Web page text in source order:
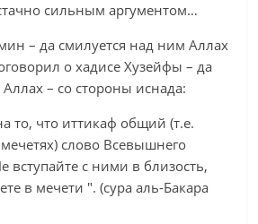
сильным аргументом…
– да смилуется над ним Аллах
о хадисе Хузейфы – да
– со стороны иснада:
то, что иттикаф общий (т.е.
слово Всевышнего
вступайте с ними в близость,
в мечети ". (сура аль-Бакара